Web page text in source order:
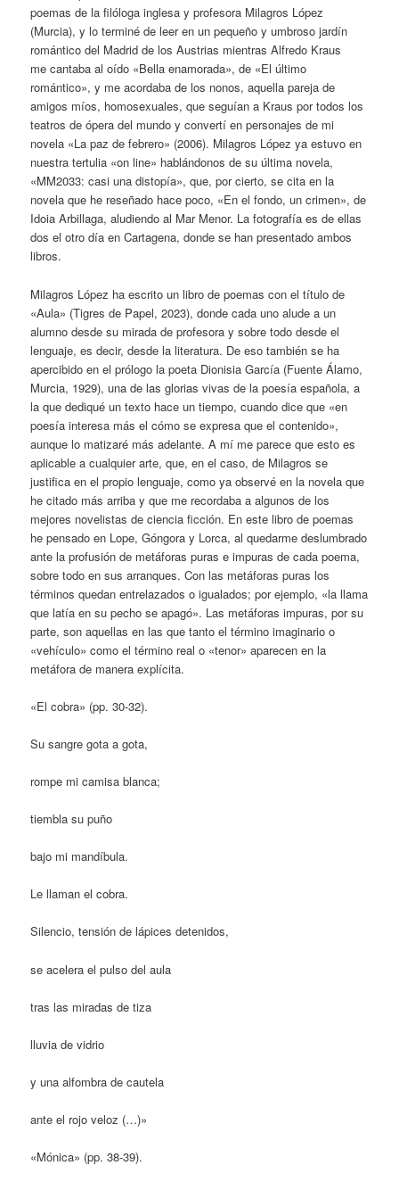
poemas de la filóloga inglesa y profesora Milagros López
(Murcia), y lo terminé de leer en un pequeño y umbroso jardín
romántico del Madrid de los Austrias mientras Alfredo Kraus
me cantaba al oído «Bella enamorada», de «El último
romántico», y me acordaba de los nonos, aquella pareja de
amigos míos, homosexuales, que seguían a Kraus por todos los
teatros de ópera del mundo y convertí en personajes de mi
novela «La paz de febrero» (2006). Milagros López ya estuvo en
nuestra tertulia «on line» hablándonos de su última novela,
«MM2033: casi una distopía», que, por cierto, se cita en la
novela que he reseñado hace poco, «En el fondo, un crimen», de
Idoia Arbillaga, aludiendo al Mar Menor. La fotografía es de ellas
dos el otro día en Cartagena, donde se han presentado ambos
libros.
Milagros López ha escrito un libro de poemas con el título de
«Aula» (Tigres de Papel, 2023), donde cada uno alude a un
alumno desde su mirada de profesora y sobre todo desde el
lenguaje, es decir, desde la literatura. De eso también se ha
apercibido en el prólogo la poeta Dionisia García (Fuente Álamo,
Murcia, 1929), una de las glorias vivas de la poesía española, a
la que dediqué un texto hace un tiempo, cuando dice que «en
poesía interesa más el cómo se expresa que el contenido»,
aunque lo matizaré más adelante. A mí me parece que esto es
aplicable a cualquier arte, que, en el caso, de Milagros se
justifica en el propio lenguaje, como ya observé en la novela que
he citado más arriba y que me recordaba a algunos de los
mejores novelistas de ciencia ficción. En este libro de poemas
he pensado en Lope, Góngora y Lorca, al quedarme deslumbrado
ante la profusión de metáforas puras e impuras de cada poema,
sobre todo en sus arranques. Con las metáforas puras los
términos quedan entrelazados o igualados; por ejemplo, «la llama
que latía en su pecho se apagó». Las metáforas impuras, por su
parte, son aquellas en las que tanto el término imaginario o
«vehículo» como el término real o «tenor» aparecen en la
metáfora de manera explícita.
«El cobra» (pp. 30-32).
Su sangre gota a gota,
rompe mi camisa blanca;
tiembla su puño
bajo mi mandíbula.
Le llaman el cobra.
Silencio, tensión de lápices detenidos,
se acelera el pulso del aula
tras las miradas de tiza
lluvia de vidrio
y una alfombra de cautela
ante el rojo veloz (…)»
«Mónica» (pp. 38-39).